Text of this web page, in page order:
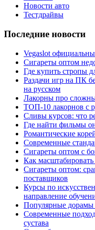
Новости авто
Тестдрайвы
Последние новости
Vegaslot
Сигареты оптом
Где купить стропы
Раздачи игр на ПК
на русском
Лакорны про
ТОП-10 лакорнов с
Сливы курсов: что
Где найти фильмы
Романтические
Современные
Сигареты оптом с
Как
Сигареты оптом:
поставщиков
Курсы по
направление
Популярные дорамы
Современные
сустава